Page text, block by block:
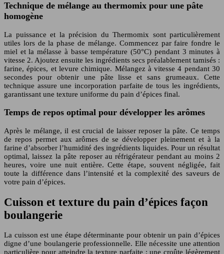
Technique de mélange au thermomix pour une pâte
homogène
La puissance et la précision du Thermomix sont particulièrement
utiles lors de la phase de mélange. Commencez par faire fondre le
miel et la mélasse à basse température (50°C) pendant 3 minutes à
vitesse 2. Ajoutez ensuite les ingrédients secs préalablement tamisés :
farine, épices, et levure chimique. Mélangez à vitesse 4 pendant 30
secondes pour obtenir une pâte lisse et sans grumeaux. Cette
technique assure une incorporation parfaite de tous les ingrédients,
garantissant une texture uniforme du pain d’épices final.
Temps de repos optimal pour développer les arômes
Après le mélange, il est crucial de laisser reposer la pâte. Ce temps
de repos permet aux arômes de se développer pleinement et à la
farine d’absorber l’humidité des ingrédients liquides. Pour un résultat
optimal, laissez la pâte reposer au réfrigérateur pendant au moins 2
heures, voire une nuit entière. Cette étape, souvent négligée, fait
toute la différence dans l’intensité et la complexité des saveurs de
votre pain d’épices.
Cuisson et texture du pain d’épices façon
boulangerie
La cuisson est une étape déterminante pour obtenir un pain d’épices
digne d’une boulangerie professionnelle. Elle nécessite une attention
particulière pour atteindre la texture parfaite : une croûte légèrement